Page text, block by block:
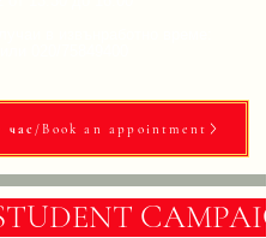
час/Book an appointment